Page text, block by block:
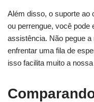
Além disso, o suporte ao
ou perrengue, você pode
assistência. Não pegue
enfrentar uma fila de
isso facilita muito a